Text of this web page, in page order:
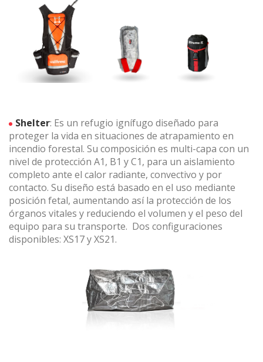
Shelter: Es un refugio ignífugo diseñado para
proteger la vida en situaciones de atrapamiento en
incendio forestal. Su composición es multi-capa con un
nivel de protección A1, B1 y C1, para un aislamiento
completo ante el calor radiante, convectivo y por
contacto. Su diseño está basado en el uso mediante
posición fetal, aumentando así la protección de los
órganos vitales y reduciendo el volumen y el peso del
equipo para su transporte. Dos configuraciones
disponibles: XS17 y XS21.
Técnicas y funcionales
Este sitio web utiliza Cookies propias para recopilar
información con la finalidad de mejorar nuestros servicios.
Si continua navegando, supone la aceptación de la
instalación de las mismas. El usuario tiene la posibilidad
de configurar su navegador pudiendo, si así lo desea,
Analíticas y personalización
Permiten realizar el seguimiento y análisis del
comportamiento de los usuarios de este sitio web. La
información recogida mediante este tipo de cookies se
utiliza en la medición de la actividad de la web para la
elaboración de perfiles de navegación de los usuarios con
el fin de introducir mejoras en función del análisis de los
datos de uso que hacen los usuarios del servicio. Permiten
guardar la información de preferencia del usuario para
mejorar la calidad de nuestros servicios y para ofrecer una
mejor experiencia a través de productos recomendados.
Marketing y publicidad
Estas cookies son utilizadas para almacenar información
sobre las preferencias y elecciones personales del usuario
a través de la observación continuada de sus hábitos de